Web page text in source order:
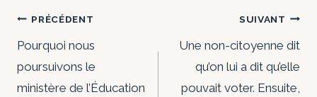
Navigation
de
l’article
PRÉCÉDENT
Pourquoi nous
poursuivons le
ministère de l’Éducation
SUIVANT
Une non-citoyenne dit
qu’on lui a dit qu’elle
pouvait voter. Ensuite,